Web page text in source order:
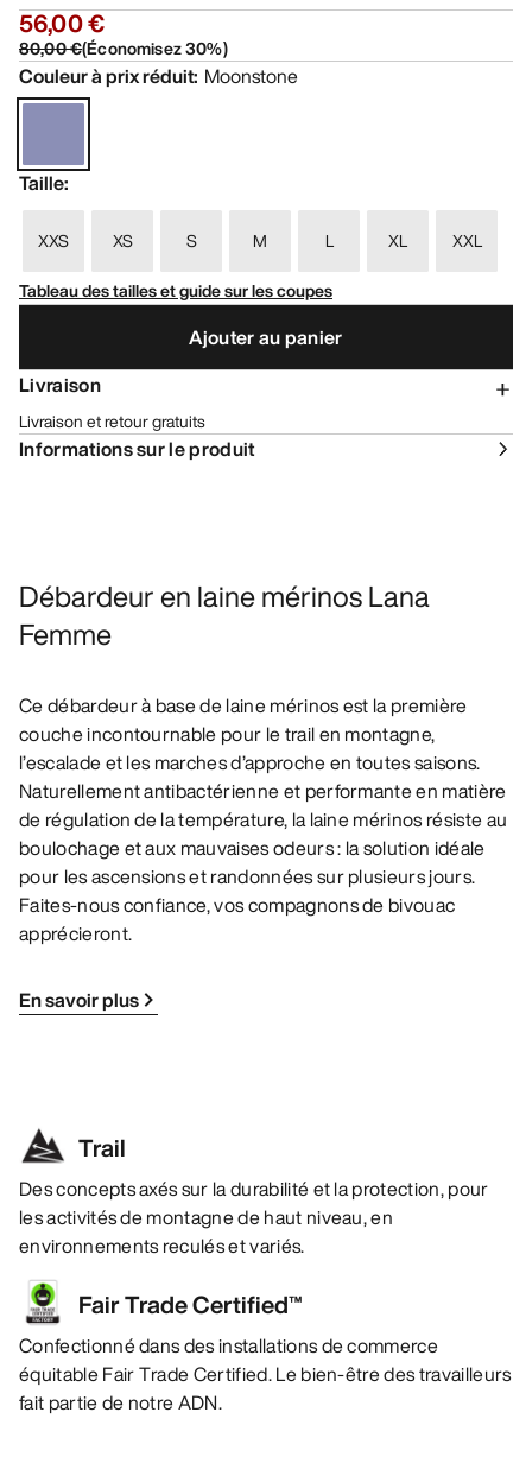
56,00 €
80,00 €(Économisez30%)
Couleur à prix réduit: Moonstone
Taille:
XXS XS S M L XL
XXL
Tableau des tailles et guide sur les coupes
Ajouter au panier
Livraison
Livraison et retour gratuits
Informations sur le produit
Débardeur en laine mérinos Lana
Femme
Ce débardeur à base de laine mérinos est la première
couche incontournable pour le trail en montagne,
l’escalade et les marches d’approche en toutes saisons.
Naturellement antibactérienne et performante en matière
de régulation de la température, la laine mérinos résiste au
boulochage et aux mauvaises odeurs : la solution idéale
pour les ascensions et randonnées sur plusieurs jours.
Faites-nous confiance, vos compagnons de bivouac
apprécieront.
En savoir plus
Trail
Des concepts axés sur la durabilité et la protection, pour
les activités de montagne de haut niveau, en
environnements reculés et variés.
Fair Trade Certified™
Confectionné dans des installations de commerce
équitable Fair Trade Certified. Le bien-être des travailleurs
fait partie de notre ADN.